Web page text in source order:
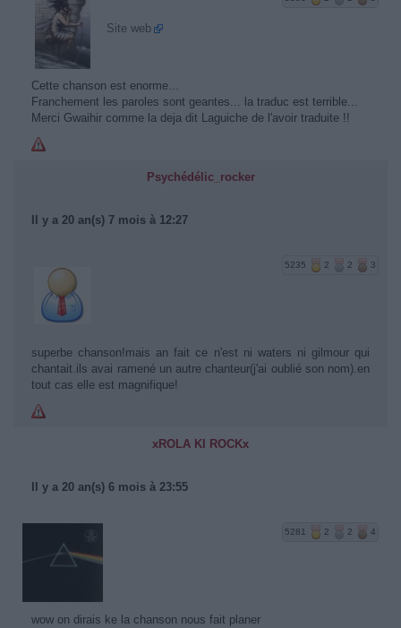
Site web
Cette chanson est enorme...
Franchement les paroles sont geantes... la traduc est terrible...
Merci Gwaihir comme la deja dit Laguiche de l'avoir traduite !!
Psychédélic_rocker
Il y a 20 an(s) 7 mois à 12:27
5235 2 2 3
superbe chanson!mais an fait ce n'est ni waters ni gilmour qui
chantait.ils avai ramené un autre chanteur(j'ai oublié son nom).en
tout cas elle est magnifique!
xROLA KI ROCKx
Il y a 20 an(s) 6 mois à 23:55
5281 2 2 4
wow on dirais ke la chanson nous fait planer